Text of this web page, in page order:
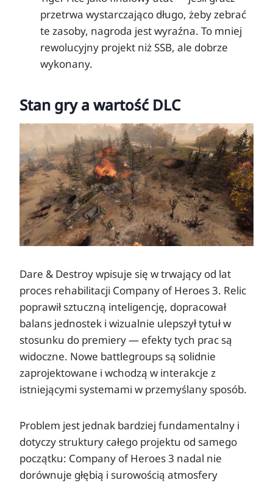
przetrwa wystarczająco długo, żeby zebrać
te zasoby, nagroda jest wyraźna. To mniej
rewolucyjny projekt niż SSB, ale dobrze
wykonany.
Stan gry a wartość DLC
Dare & Destroy wpisuje się w trwający od lat
proces rehabilitacji Company of Heroes 3. Relic
poprawił sztuczną inteligencję, dopracował
balans jednostek i wizualnie ulepszył tytuł w
stosunku do premiery — efekty tych prac są
widoczne. Nowe battlegroups są solidnie
zaprojektowane i wchodzą w interakcje z
istniejącymi systemami w przemyślany sposób.
Problem jest jednak bardziej fundamentalny i
dotyczy struktury całego projektu od samego
początku: Company of Heroes 3 nadal nie
dorównuje głębią i surowością atmosfery